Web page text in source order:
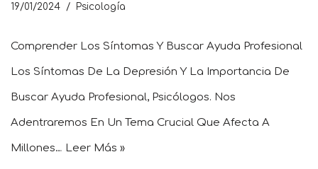
19/01/2024 Psicología
Comprender Los Síntomas Y Buscar Ayuda Profesional
Los Síntomas De La Depresión Y La Importancia De
Buscar Ayuda Profesional, Psicólogos. Nos
Adentraremos En Un Tema Crucial Que Afecta A
Millones… Leer Más »